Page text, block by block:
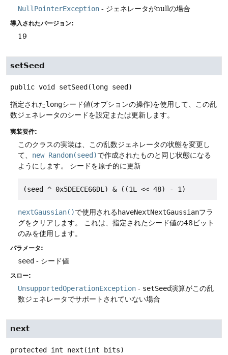
NullPointerException - ジェネレータがnullの場合
導入されたバージョン:
19
setSeed
public void setSeed (long seed)
指定されたlongシード値(オプションの操作)を使用して、この乱
数ジェネレータのシードを設定または更新します。
実装要件:
このクラスの実装は、この乱数ジェネレータの状態を変更し
て、 new Random(seed)で作成されたものと同じ状態になる
ようにします。
シードを原子的に更新
(seed ^ 0x5DEECE66DL) & ((1L << 48) - 1)
nextGaussian()で使用されるhaveNextNextGaussianフラ
グをクリアします。
これは、指定されたシード値の48ビット
のみを使用します。
パラメータ:
seed - シード値
スロー:
UnsupportedOperationException - setSeed演算がこの乱
数ジェネレータでサポートされていない場合
next
protected int next (int bits)